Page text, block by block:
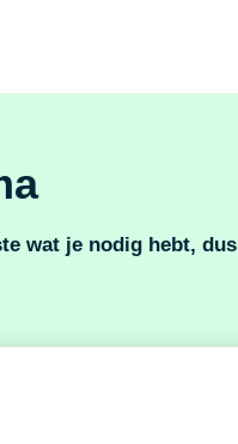
wat je nodig hebt, dus